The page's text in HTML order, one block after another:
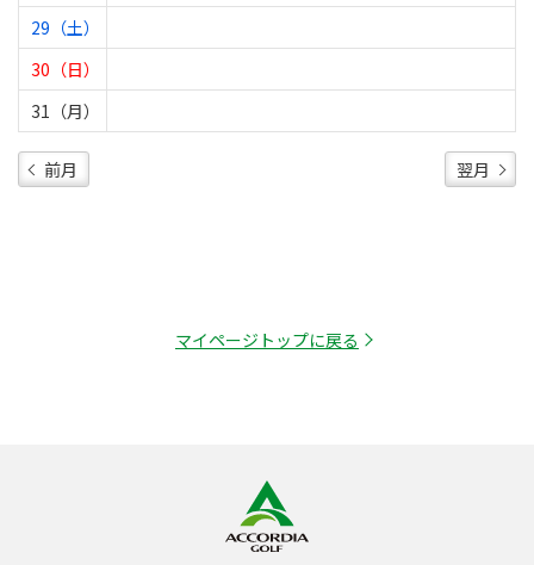
29（土）
30（日）
31（月）
前月 翌月
マイページトップに戻る